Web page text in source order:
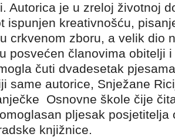
Autorica je u zreloj životnoj
ispunjen kreativnošću,
crkvenom zboru, a velik dio
posvećen članovima obitelji
čuti dvadesetak
same autorice, Snježane
Osnovne škole čije
pljesak posjetitelja
knjižnice.